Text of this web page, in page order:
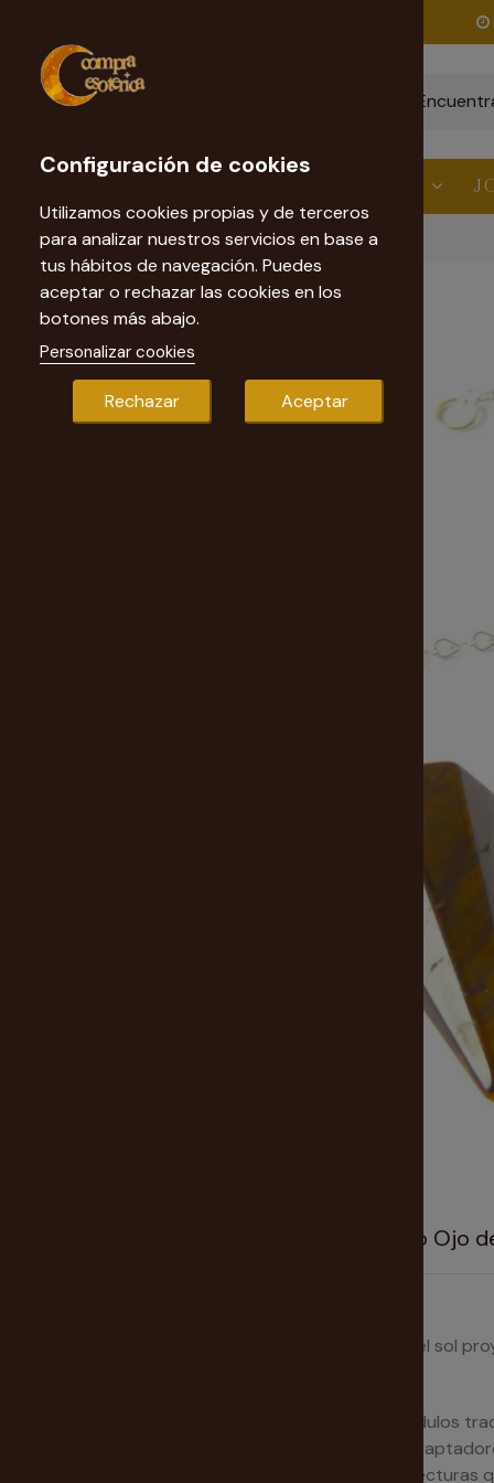
Inicio Péndulos Esotéricos Péndulo Ojo de Tigre
Nuestra tarotista te recomienda Péndulo Ojo
Reúne la energía de la arena del desierto y la luz del sol
Se cree que estos artefactos, tales como los péndulos
sensibilidad única del individuo, es decir, sólo son
péndulo se utiliza como una mancia para realizar
Configuración de cookies
Utilizamos cookies propias y de terceros
para analizar nuestros servicios en base a
tus hábitos de navegación. Puedes
aceptar o rechazar las cookies en los
botones más abajo.
Personalizar cookies
Rechazar Aceptar